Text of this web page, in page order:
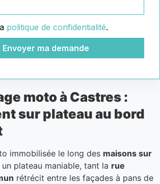
politique de confidentialité.
Envoyer ma demande
moto à Castres :
sur plateau au bord
immobilisée le long des maisons sur
plateau maniable, tant la rue
rétrécit entre les façades à pans de